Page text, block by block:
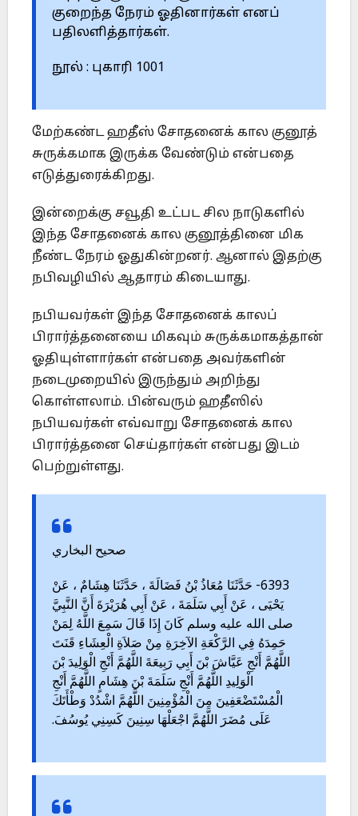
குறைந்த நேரம் ஓதினார்கள் எனப்
பதிலளித்தார்கள்.
நூல் : புகாரி 1001
மேற்கண்ட ஹதீஸ் சோதனைக் கால குனூத்
சுருக்கமாக இருக்க வேண்டும் என்பதை
எடுத்துரைக்கிறது.
இன்றைக்கு சவூதி உட்பட சில நாடுகளில்
இந்த சோதனைக் கால குனூத்தினை மிக
நீண்ட நேரம் ஓதுகின்றனர். ஆனால் இதற்கு
நபிவழியில் ஆதாரம் கிடையாது.
நபியவர்கள் இந்த சோதனைக் காலப்
பிரார்த்தனையை மிகவும் சுருக்கமாகத்தான்
ஓதியுள்ளார்கள் என்பதை அவர்களின்
நடைமுறையில் இருந்தும் அறிந்து
கொள்ளலாம். பின்வரும் ஹதீஸில்
நபியவர்கள் எவ்வாறு சோதனைக் கால
பிரார்த்தனை செய்தார்கள் என்பது இடம்
பெற்றுள்ளது.
صحيح البخاري
6393- حَدَّثَنَا مُعَاذُ بْنُ فَضَالَةَ ، حَدَّثَنَا هِشَامٌ ، عَنْ
يَحْيَى ، عَنْ أَبِي سَلَمَةَ ، عَنْ أَبِي هُرَيْرَةَ أَنَّ النَّبِيَّ
صلى الله عليه وسلم كَانَ إِذَا قَالَ سَمِعَ اللَّهُ لِمَنْ
حَمِدَهُ فِي الرَّكْعَةِ الآخِرَةِ مِنْ صَلاَةِ الْعِشَاءِ قَنَتَ
اللَّهُمَّ أَنْجِ عَيَّاشَ بْنَ أَبِي رَبِيعَةَ اللَّهُمَّ أَنْجِ الْوَلِيدَ بْنَ
الْوَلِيدِ اللَّهُمَّ أَنْجِ سَلَمَةَ بْنَ هِشَامٍ اللَّهُمَّ أَنْجِ
الْمُسْتَضْعَفِينَ مِنَ الْمُؤْمِنِينَ اللَّهُمَّ اشْدُدْ وَطْأَتَكَ
عَلَى مُضَرَ اللَّهُمَّ اجْعَلْهَا سِنِينَ كَسِنِي يُوسُفَ.